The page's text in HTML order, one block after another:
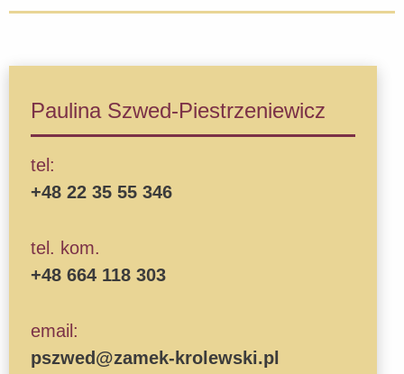
Paulina Szwed-Piestrzeniewicz
tel:
+48 22 35 55 346
tel. kom.
+48 664 118 303
email:
pszwed@zamek-krolewski.pl